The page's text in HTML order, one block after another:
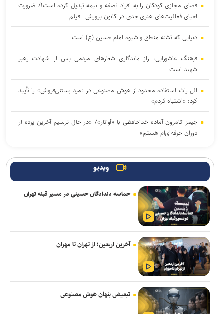
فضای مجازی کودکان را به افراد نصفه و نیمه تبدیل کرده است!/ ضرورت
احیای فعالیت‌های هنری جدی در کانون پرورش +فیلم
دنیایی که تشنه منطق و شیوه امام حسین (ع) است
فرهنگ عاشورایی، راز ماندگاری شعار‌های مردمی پس از شهادت رهبر
شهید است
الی راث استفاده محدود از هوش مصنوعی در «مرد بستنی‌فروش» را تأیید
کرد؛ «اشتباه کردم»
جیمز کامرون آماده خداحافظی با «آواتار»/ «در حال ترسیم آخرین پرده از
دوران حرفه‌ای‌ام هستم»
است
غفاری: جشنواره بین‌المللی فیلم مقاومت، زبان هنری این حماسه خواهد
بود
موکب‌های «کتاب اربعین» کتابخانه‌های عمومی استان تهران در مسیر
جاماندگان اربعین
درخشش «مرد آرام» در جشنواره ایماگو ایتالیا
برگزاری دوره «آشنایی با فیلمسازی» در انجمن سینمای جوانان ایران
بازار شعر
ویدیو
حماسه دلدادگان حسینی در مسیر قبله تهران
آخرین اربعین؛ از تهران تا مهران
تبعیض پنهان هوش مصنوعی